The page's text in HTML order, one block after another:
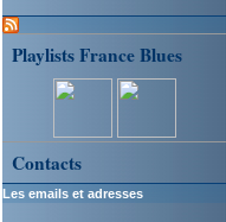
Playlists France Blues
Contacts
Les emails et adresses